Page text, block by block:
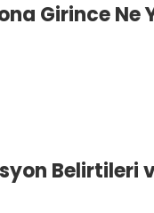
Girince Ne
Belirtileri